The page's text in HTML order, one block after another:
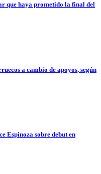
que haya prometido la final del
a cambio de apoyos, según
Espinoza sobre debut en